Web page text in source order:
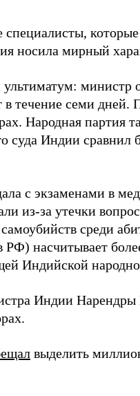
носила мирный
министр
течение семи дней.
Народная партия
суда Индии сравнил
с экзаменами в
из-за утечки
среди
РФ) насчитывает
Индийской
Индии
выделить